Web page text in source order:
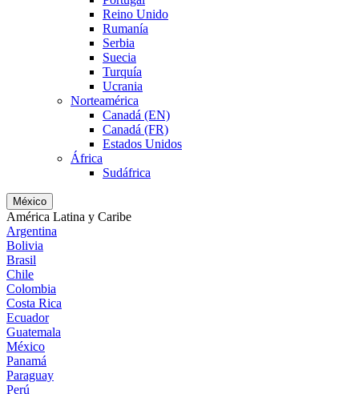
Reino Unido
Rumanía
Serbia
Suecia
Turquía
Ucrania
Norteamérica
Canadá (EN)
Canadá (FR)
Estados Unidos
África
Sudáfrica
México
América Latina y Caribe
Argentina
Bolivia
Brasil
Chile
Colombia
Costa Rica
Ecuador
Guatemala
México
Panamá
Paraguay
Perú